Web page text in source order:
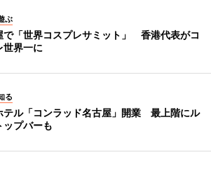
ぶ
で「世界コスプレサミット」 香港代表がコ
世界一に
る
テル「コンラッド名古屋」開業 最上階にル
ップバーも